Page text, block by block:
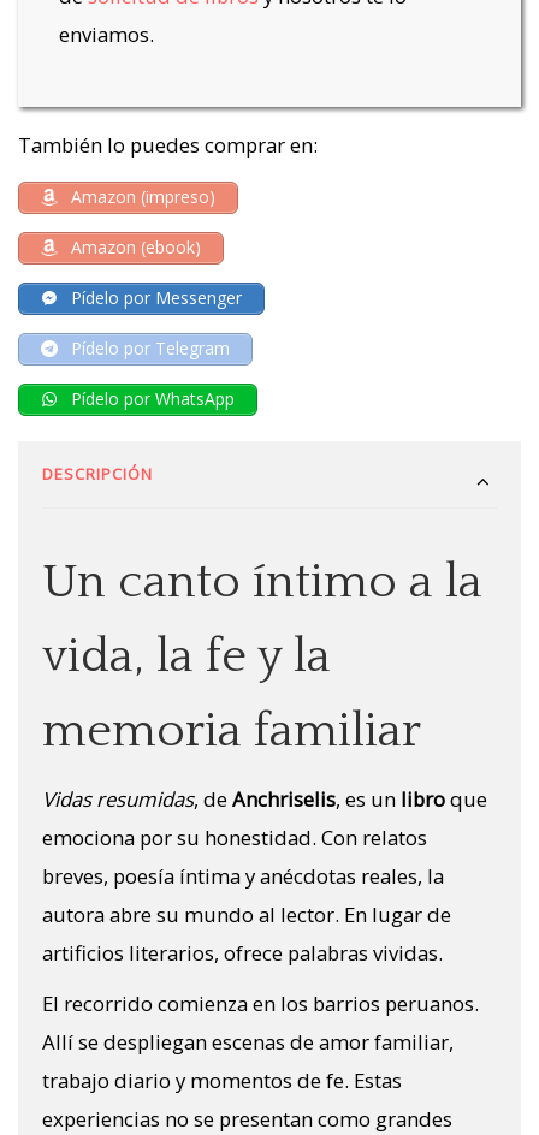
enviamos.
También lo puedes comprar en:
Amazon (impreso)
Amazon (ebook)
Pídelo por Messenger
Pídelo por Telegram
Pídelo por WhatsApp
DESCRIPCIÓN
Un canto íntimo a la
vida, la fe y la
memoria familiar
Vidas resumidas, deAnchriselis, es un libroque
emociona por su honestidad. Con relatos
breves, poesía íntima y anécdotas reales, la
autora abre su mundo al lector. En lugar de
artificios literarios, ofrece palabras vividas.
El recorrido comienza en los barrios peruanos.
Allí se despliegan escenas de amor familiar,
trabajo diario y momentos de fe. Estas
experiencias no se presentan como grandes